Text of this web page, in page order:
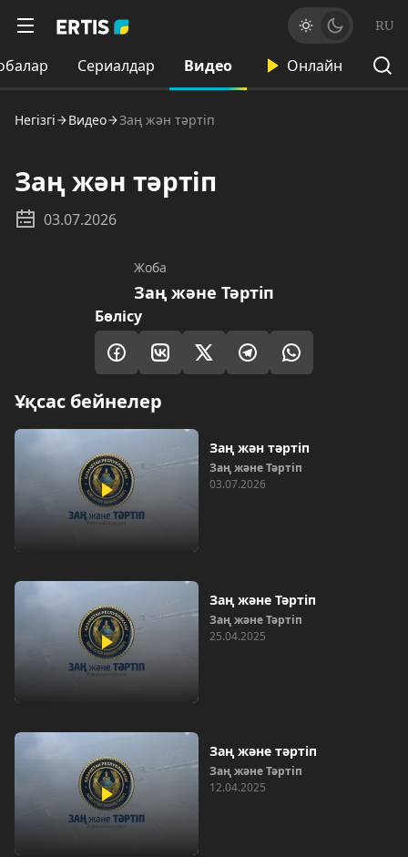
RU
Сериалдар Видео Онлайн
Негізгі Видео Заң жән тәртіп
Заң жән тәртіп
03.07.2026
Жоба
Заң және Тәртіп
Бөлісу
Ұқсас бейнелер
Заң жән тәртіп
Заң және Тәртіп
03.07.2026
Заң және Тәртіп
Заң және Тәртіп
25.04.2025
Заң және тәртіп
Заң және Тәртіп
12.04.2025